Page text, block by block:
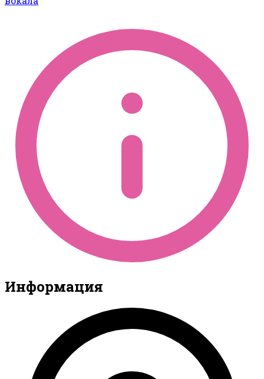
Информация